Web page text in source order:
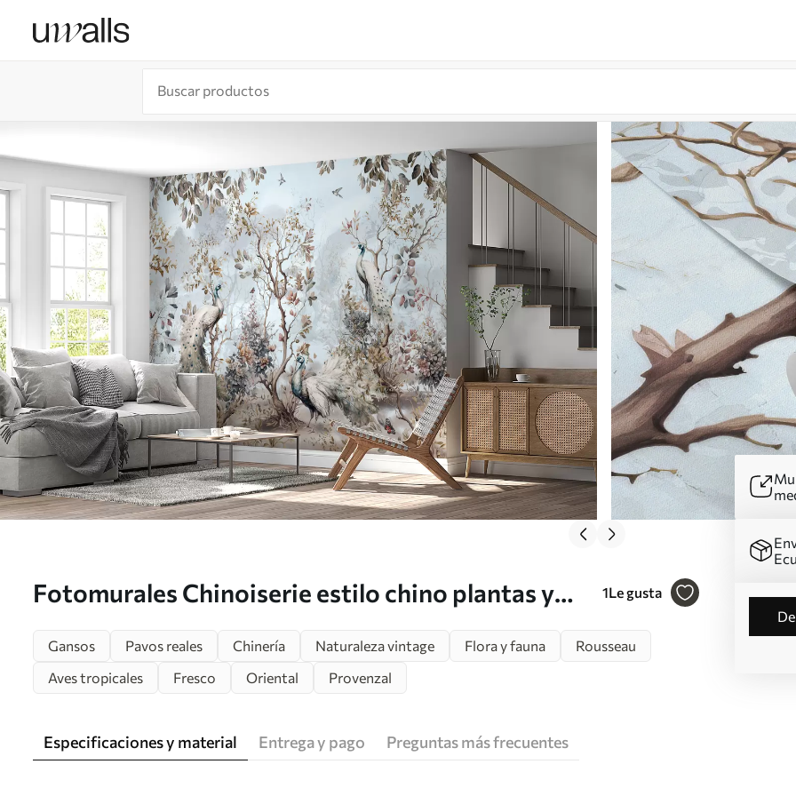
Fotomurales Chinoiserie estilo chino plantas y
1Le gusta
Gansos
Pavos reales Chinería Naturaleza vintage Flora y fauna
Rousseau
Aves tropicales
Fresco Oriental Provenzal
Especificaciones y material Entrega y pago Preguntas más frecuentes